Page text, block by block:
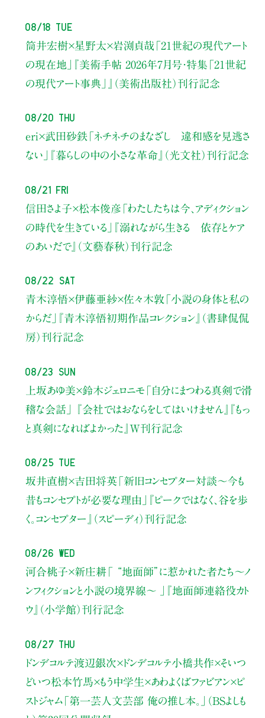
08/18 Tue
筒井宏樹×星野太×岩渕貞哉 「21世紀の現代アート
の現在地」
『美術手帖 2026年7月号・特集「21世紀
の現代アート事典」』（美術出版社）刊行記念
08/20 Thu
eri×武田砂鉄「ネチネチのまなざし 違和感を見逃さ
ない」
『暮らしの中の小さな革命』（光文社）刊行記念
08/21 Fri
信田さよ子×松本俊彦 「わたしたちは今、アディクション
の時代を生きている」
『溺れながら生きる 依存とケア
のあいだで』（文藝春秋）刊行記念
08/22 Sat
青木淳悟×伊藤亜紗×佐々木敦 「小説の身体と私の
からだ」
『青木淳悟初期作品コレクション』（書肆侃侃
房）刊行記念
08/23 Sun
上坂あゆ美×鈴木ジェロニモ 「自分にまつわる真剣で滑
稽な会話」
『会社ではおならをしてはいけません』『もっ
と真剣になればよかった』W刊行記念
08/25 Tue
坂井直樹×吉田将英「新旧コンセプター対談～今も
昔もコンセプトが必要な理由」
『ピークではなく、谷を歩
く。コンセプター』（スピーディ）刊行記念
08/26 Wed
河合桃子×新庄耕「 “地面師”に惹かれた者たち〜ノ
ンフィクションと小説の境界線〜 」
『地面師連絡役カト
ウ』（小学館）刊行記念
08/27 Thu
ドンデコルテ渡辺銀次×ドンデコルテ小橋共作×そいつ
どいつ松本竹馬×もう中学生×あわよくばファビアン×ピ
ストジャム「第一芸人文芸部 俺の推し本。」（BSよしも